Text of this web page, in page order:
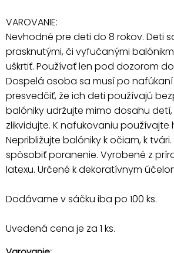
VAROVANIE:
Nevhodné pre deti do 8 rokov. Deti
prasknutými, či vyfučanými
uškrtiť. Používať len pod dozorom
Dospelá osoba sa musí po
presvedčiť, že ich deti používajú
balóniky udržujte mimo dosahu
zlikvidujte. K nafukovaniu používajte
Nepribližujte balóniky k očiam, k
spôsobiť poranenie. Vyrobené z
latexu. Určené k dekoratívnym
Dodávame v sáčku iba po 100 ks.
Uvedená cena je za 1 ks.